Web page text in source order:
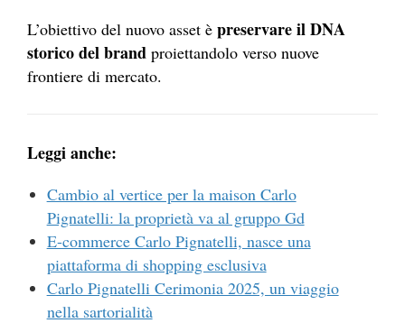
L’obiettivo del nuovo asset è preservare il DNA
storico del brand proiettandolo verso nuove
frontiere di mercato.
Leggi anche:
Cambio al vertice per la maison Carlo
Pignatelli: la proprietà va al gruppo Gd
E-commerce Carlo Pignatelli, nasce una
piattaforma di shopping esclusiva
Carlo Pignatelli Cerimonia 2025, un viaggio
nella sartorialità